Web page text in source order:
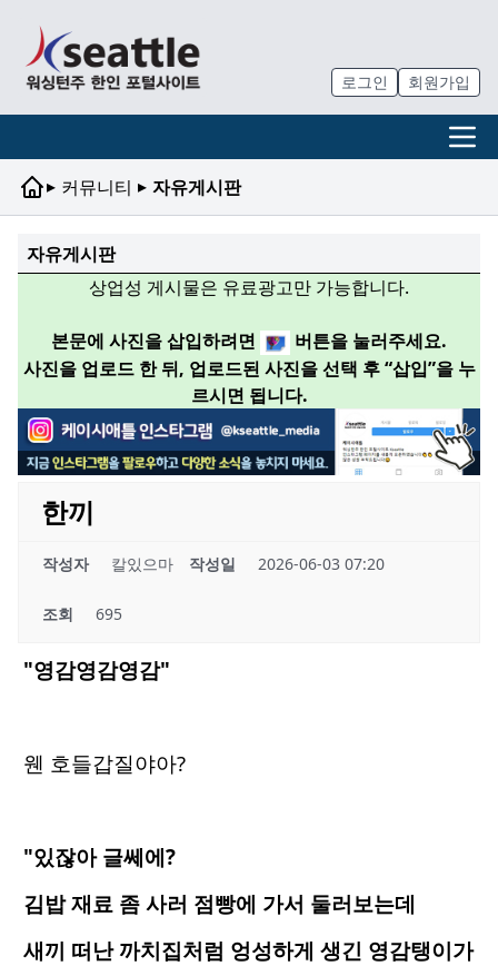
로그인 회원가입
▸ 커뮤니티 ▸ 자유게시판
자유게시판
상업성 게시물은 유료광고만 가능합니다.
본문에 사진을 삽입하려면
버튼을 눌러주세요.
사진을 업로드 한 뒤, 업로드된 사진을 선택 후 “삽입”을 누
르시면 됩니다.
한끼
작성자 칼있으마 작성일 2026-06-03 07:20
조회 695
"영감영감영감"
웬 호들갑질야아?
"있잖아 글쎄에?
김밥 재료 좀 사러 점빵에 가서 둘러보는데
새끼 떠난 까치집처럼 엉성하게 생긴 영감탱이가